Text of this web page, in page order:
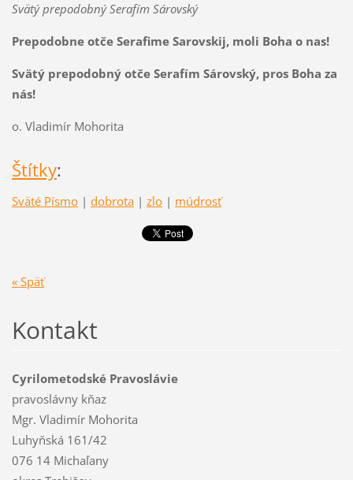
Svätý prepodobný Serafím Sárovský
Prepodobne otče Serafime Sarovskij, moli Boha o nas!
Svätý prepodobný otče Serafím Sárovský, pros Boha za
nás!
o. Vladimír Mohorita
Štítky:
Sväté Písmo | dobrota | zlo | múdrosť
« Späť
Kontakt
Cyrilometodské Pravoslávie
pravoslávny kňaz
Mgr. Vladimír Mohorita
Luhyňská 161/42
076 14 Michaľany